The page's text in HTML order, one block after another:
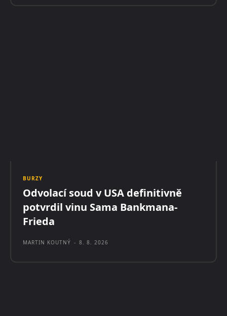
BURZY
Odvolací soud v USA definitivně
potvrdil vinu Sama Bankmana-
Frieda
MARTIN KOUTNÝ - 8. 8. 2026